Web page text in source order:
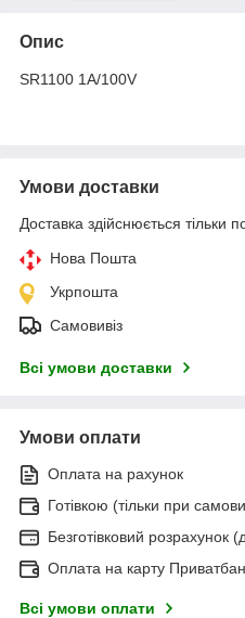
Опис
SR1100 1A/100V
Умови доставки
Доставка здійснюється тільки
Нова Пошта
Укрпошта
Самовивіз
Всі умови доставки
Умови оплати
Оплата на рахунок
Готівкою (тільки при
Безготівковий розрахунок
Оплата на карту
Всі умови оплати